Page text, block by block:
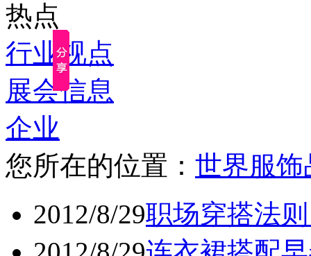
热点
行业视点
展会信息
企业
您所在的位置： 世界服饰
2012/8/29职场穿搭法